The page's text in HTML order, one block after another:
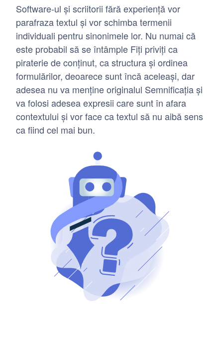
Software-ul și scriitorii fără experiență vor
parafraza textul și vor schimba termenii
individuali pentru sinonimele lor. Nu numai că
este probabil să se întâmple Fiți priviți ca
piraterie de conținut, ca structura și ordinea
formulărilor, deoarece sunt încă aceleași, dar
adesea nu va menține originalul Semnificația și
va folosi adesea expresii care sunt în afara
contextului și vor face ca textul să nu aibă sens
ca fiind cel mai bun.